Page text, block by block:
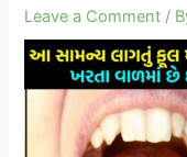
Leave a Comment /